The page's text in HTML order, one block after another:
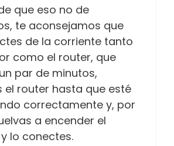
que eso no de
te aconsejamos que
de la corriente tanto
como el router, que
par de minutos,
el router hasta que esté
correctamente y, por
a encender el
lo conectes.